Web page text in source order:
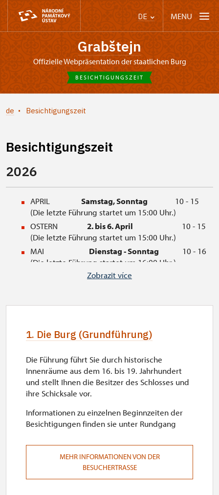
DE MENU
Grabštejn
offizielle Webpräsentation der staatlichen Burg
BESICHTIGUNGSZEIT
de Besichtigungszeit
Besichtigungszeit
2026
APRIL Samstag, Sonntag 10 - 15
(Die letzte Führung startet um 15:00 Uhr.)
OSTERN 2. bis 6. April 10 - 15
(Die letzte Führung startet um 15:00 Uhr.)
MAI Dienstag -Sonntag 10 - 16
(Die letzte Führung startet um 16:00 Uhr.)
JUNIDienstag -Sonntag
(Die letzte Führung startet um 16:30 Uhr.)
(Die letzte Führung startet um 16:00 Uhr.)
OKTOBER
Samstag, Sonntag10 - 15
(Die letzte Führung startet um 15:00 Uhr.)
(Die letzte Führung startet um 15:00 Uhr.)
NOVEMBER1. November10 - 15
Reservierungen für eine bestimmte Zeit und ein
Zobrazit více
1. Die Burg (Grundführung)
Die Führung führt Sie durch historische
Innenräume aus dem 16. bis 19. Jahrhundert
und stellt Ihnen die Besitzer des Schlosses und
ihre Schicksale vor.
Informationen zu einzelnen Beginnzeiten der
Besichtigungen finden sie unter Rundgang
MEHR INFORMATIONEN VON DER
BESUCHERTRASSE